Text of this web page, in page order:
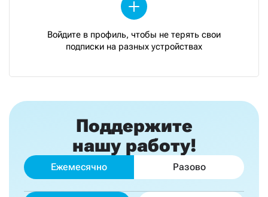
Войдите в профиль, чтобы не терять свои
подписки на разных устройствах
Поддержите
нашу работу!
Ежемесячно Разово